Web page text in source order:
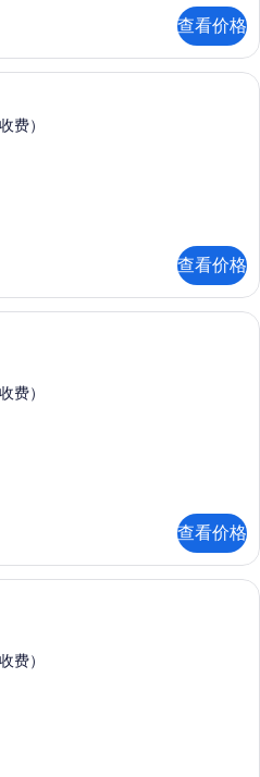
查看价格
高档床上用品、Select Comfort 床、
费）
查看价格
高档床上用品、Select Comfort 床、
费）
查看价格
高档床上用品、Select Comfort 床、
费）